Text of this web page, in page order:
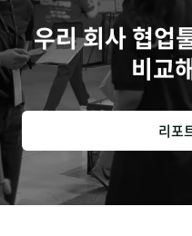
우리 회사 협업
비교
리포